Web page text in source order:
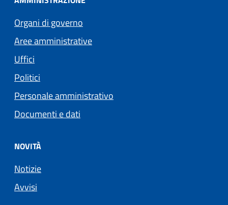
Organi di governo
Aree amministrative
Uffici
Politici
Personale amministrativo
Documenti e dati
NOVITÀ
Notizie
Avvisi